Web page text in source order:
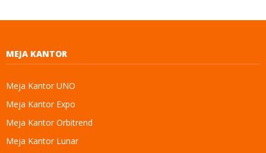
MEJA KANTOR
Meja Kantor UNO
Meja Kantor Expo
Meja Kantor Orbitrend
Meja Kantor Lunar